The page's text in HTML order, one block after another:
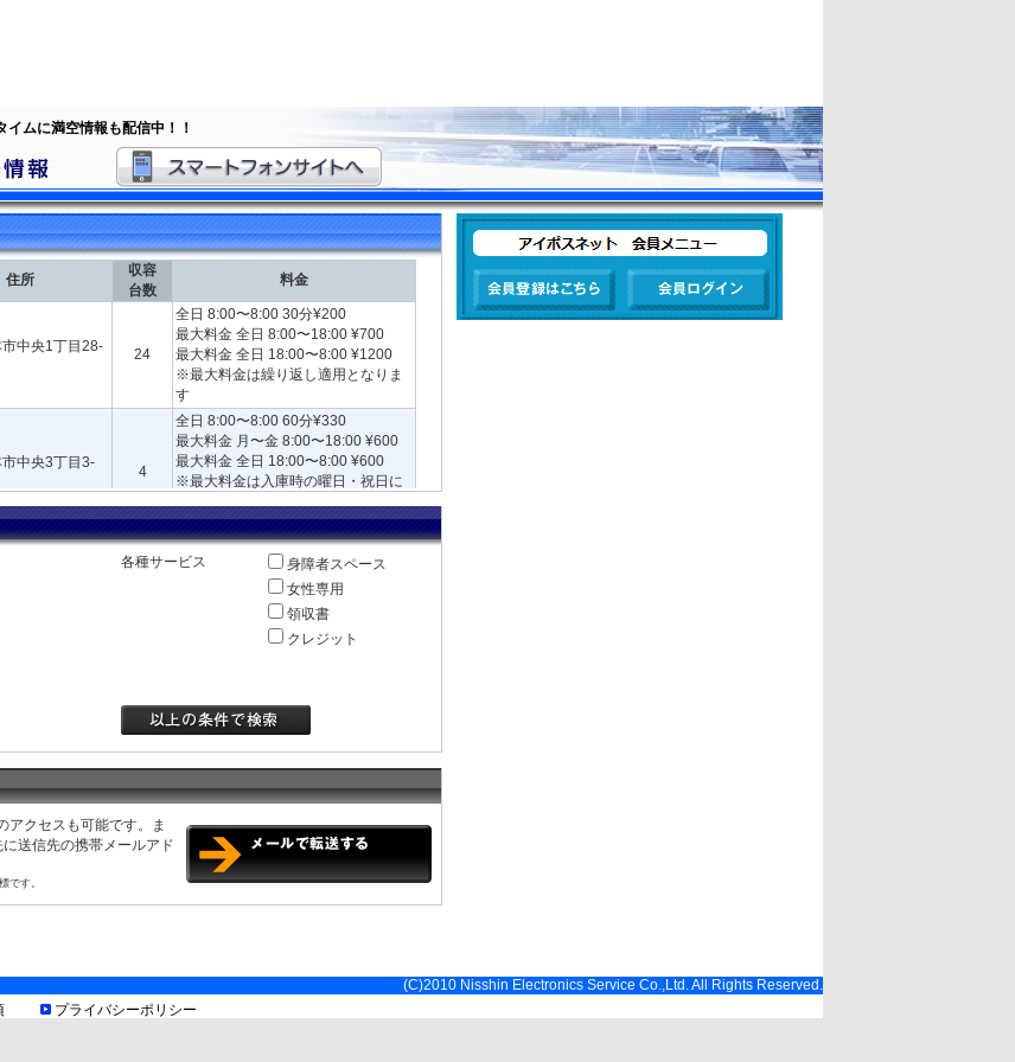
ムに満空情報も配信中！！
住所
収容
台数
料金
中央1丁目28-
24
全日 8:00〜8:00 30分¥200
最大料金 全日 8:00〜18:00 ¥700
最大料金 全日 18:00〜8:00 ¥1200
※最大料金は繰り返し適用となりま
す
中央3丁目3-
4
全日 8:00〜8:00 60分¥330
最大料金 月〜金 8:00〜18:00 ¥600
最大料金 全日 18:00〜8:00 ¥600
※最大料金は入庫時の曜日・祝日に
し適用となります
中央2丁目4-
全日 0:00〜24:00 20分¥200
最大料金 全日 入庫後3時間以内¥700
※最大料金は繰り返し適用となりま
中央2丁目7-1
全日 7:00〜19:00 30分¥200
13
全日 0:00〜24:00 20分¥100
¥700
より異なります※最大料金は繰り返
し適用となります
全日 0:00〜24:00 60分¥300
最大料金 月〜金 入庫後24時間以内
※最大料金は入庫時の曜日・祝日に
より異なります※最大料金は繰り返
し適用となります
各種サービス
身障者スペース
女性専用
領収書
クレジット
アクセスも可能です。ま
送信先の携帯メールアド
です。
(C)2010 Nisshin Electronics Service Co.,Ltd. All Rights Reserved.
プライバシーポリシー